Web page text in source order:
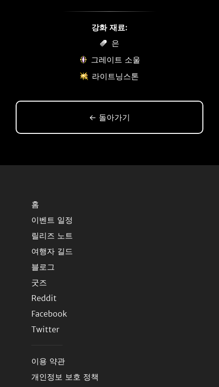
강화 재료:
은
그레이트 소울
라이트닝스톤
← 돌아가기
홈
이벤트 일정
릴리즈 노트
여행자 길드
블로그
굿즈
Reddit
Facebook
Twitter
이용 약관
개인정보 보호 정책